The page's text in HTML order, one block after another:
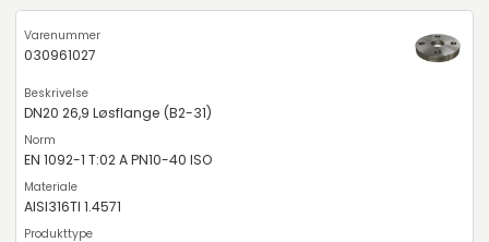
030961027
DN20 26,9 Løsflange (B2-31)
EN 1092-1 T:02 A PN10-40 ISO
AISI316TI 1.4571